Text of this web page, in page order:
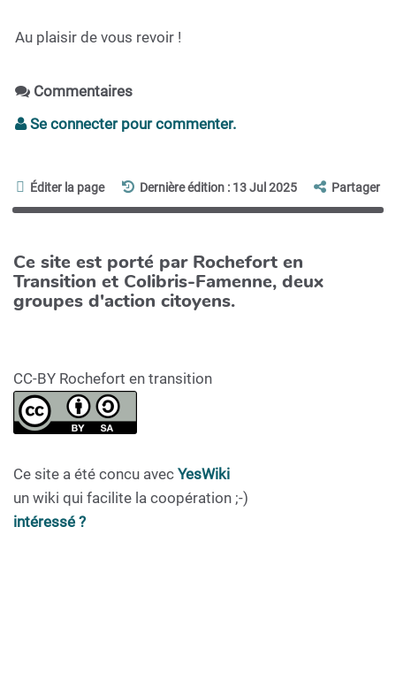
Au plaisir de vous revoir !
Commentaires
Se connecter pour commenter.
Éditer la page Dernière édition : 13 Jul 2025 Partager
Ce site est porté par Rochefort en
Transition et Colibris-Famenne, deux
groupes d'action citoyens.
CC-BY Rochefort en transition
Ce site a été concu avec YesWiki
un wiki qui facilite la coopération ;-)
intéressé ?